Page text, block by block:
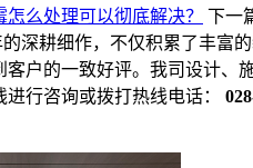
么处理可以彻底解决？ 下一
耕细作，不仅积累了丰富的
客户的一致好评。我司设计、
行咨询或拨打热线电话：